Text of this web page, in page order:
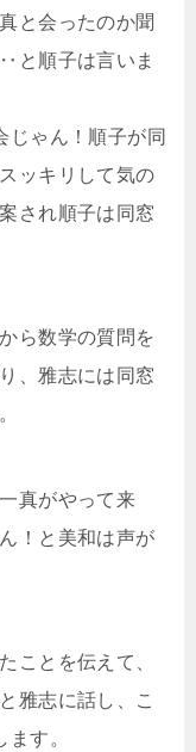
と会ったのか聞
と順子は言いま
じゃん！順子が同
ッキリして気の
され順子は同窓
ら数学の質問を
、雅志には同窓
真がやって来
！と美和は声が
ことを伝えて、
雅志に話し、こ
す。